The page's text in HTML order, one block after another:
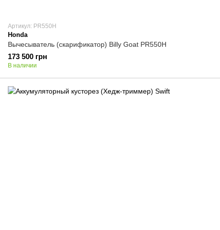
Артикул: PR550H
Honda
Вычесыватель (скарификатор) Billy Goat PR550H
173 500 грн
В наличии